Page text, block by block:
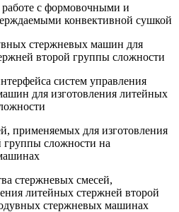
с формовочными и
конвективной сушкой
стержневых машин для
второй группы сложности
систем управления
для изготовления литейных
применяемых для изготовления
группы сложности на
стержневых смесей,
литейных стержней второй
стержневых машинах